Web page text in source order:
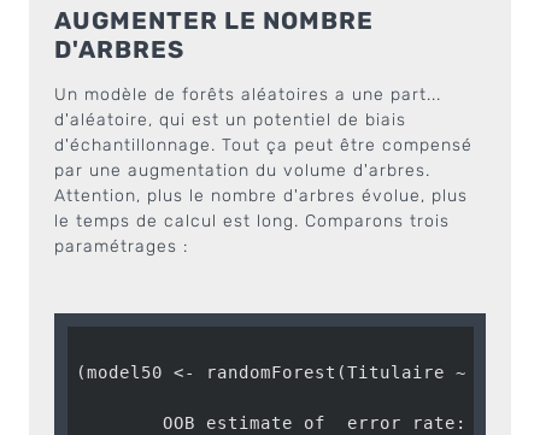
AUGMENTER LE NOMBRE
D'ARBRES
Un modèle de forêts aléatoires a une part...
d'aléatoire, qui est un potentiel de biais
d'échantillonnage. Tout ça peut être compensé
par une augmentation du volume d'arbres.
Attention, plus le nombre d'arbres évolue, plus
le temps de calcul est long. Comparons trois
paramétrages :
(model50 <- randomForest(Titulaire ~ .,
        OOB estimate of  error rate: